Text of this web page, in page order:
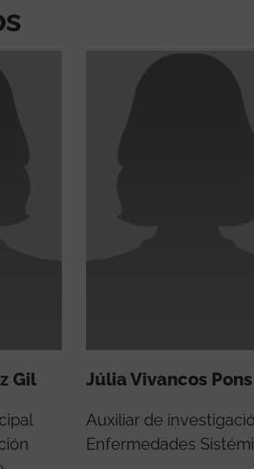
Gil Júlia Vivancos Pons
Auxiliar de
Enfermedades